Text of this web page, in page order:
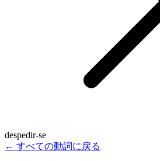
despedir-se
← すべての動詞に戻る